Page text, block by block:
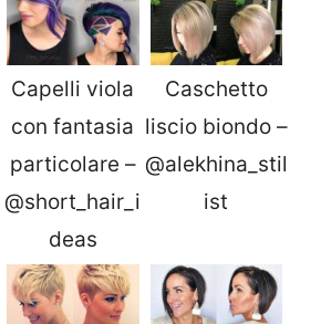
Capelli viola
con fantasia
particolare –
@short_hair_i
deas
Caschetto
liscio biondo –
@alekhina_stil
ist